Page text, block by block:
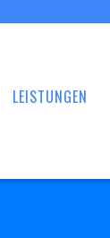
LEISTUNGEN